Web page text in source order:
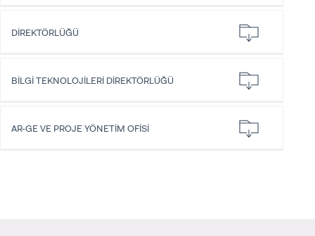
LİSANSÜSTÜ EĞİTİM ENSTİTÜSÜ
ÖNLİSANS ve
DİREKTÖRLÜĞÜ
BİLGİ TEKNOLOJİLERİ DİREKTÖRLÜĞÜ
AR-GE VE PROJE YÖNETİM OFİSİ